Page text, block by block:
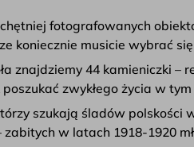
fotografowanych
koniecznie musicie wybrać
znajdziemy 44 kamieniczki –
zwykłego życia w
szukają śladów polskości
w latach 1918-1920